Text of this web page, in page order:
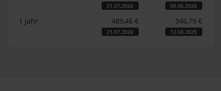
21.07.2026 08.06.2026
1 Jahr 489,46 €
21.07.2026
346,79 €
12.08.2025